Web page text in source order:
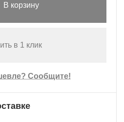
В корзину
в 1 клик
Сообщите!